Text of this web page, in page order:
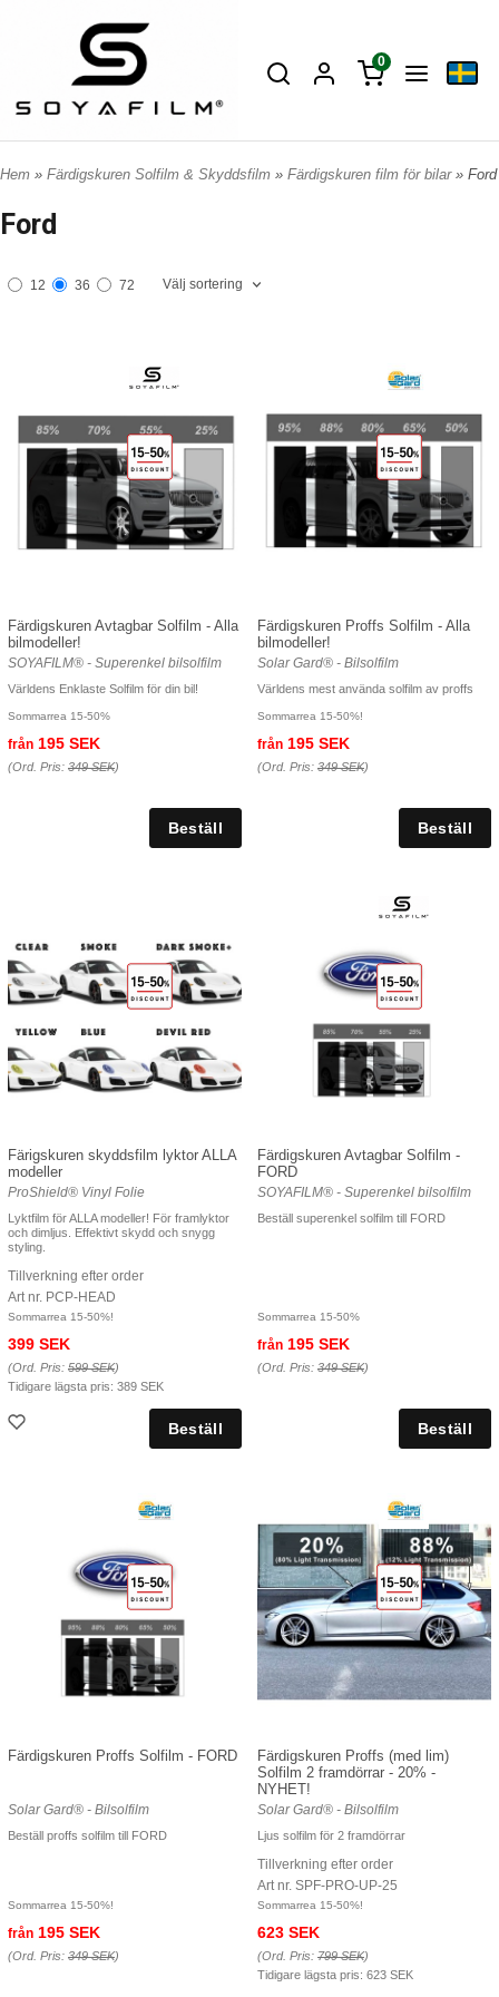
0
Hem » Färdigskuren Solfilm & Skyddsfilm » Färdigskuren film för bilar » Ford
Ford
12 36 72 Välj sortering
Färdigskuren Avtagbar Solfilm - Alla
bilmodeller!
SOYAFILM® - Superenkel bilsolfilm
Världens Enklaste Solfilm för din bil!
Sommarrea 15-50%
från 195 SEK
(Ord. Pris: 349 SEK)
Färdigskuren Proffs Solfilm - Alla
bilmodeller!
Solar Gard® - Bilsolfilm
Världens mest använda solfilm av proffs
Sommarrea 15-50%!
från 195 SEK
(Ord. Pris: 349 SEK)
Färigskuren skyddsfilm lyktor ALLA
modeller
ProShield® Vinyl Folie
Lyktfilm för ALLA modeller! För framlyktor
och dimljus. Effektivt skydd och snygg
styling.
Tillverkning efter order
Art nr. PCP-HEAD
Sommarrea 15-50%!
399 SEK
(Ord. Pris: 599 SEK)
Tidigare lägsta pris: 389 SEK
Färdigskuren Avtagbar Solfilm -
FORD
SOYAFILM® - Superenkel bilsolfilm
Beställ superenkel solfilm till FORD
Sommarrea 15-50%
från 195 SEK
(Ord. Pris: 349 SEK)
Färdigskuren Proffs Solfilm - FORD
Solar Gard® - Bilsolfilm
Beställ proffs solfilm till FORD
Sommarrea 15-50%!
från 195 SEK
(Ord. Pris: 349 SEK)
Färdigskuren Proffs (med lim)
Solfilm 2 framdörrar - 20% -
NYHET!
Solar Gard® - Bilsolfilm
Ljus solfilm för 2 framdörrar
Tillverkning efter order
Art nr. SPF-PRO-UP-25
Sommarrea 15-50%!
623 SEK
(Ord. Pris: 799 SEK)
Tidigare lägsta pris: 623 SEK